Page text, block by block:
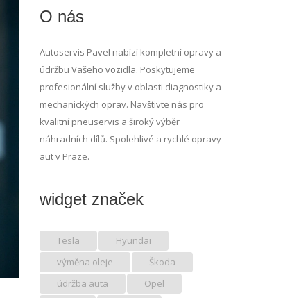
O nás
Autoservis Pavel nabízí kompletní opravy a
údržbu Vašeho vozidla. Poskytujeme
profesionální služby v oblasti diagnostiky a
mechanických oprav. Navštivte nás pro
kvalitní pneuservis a široký výběr
náhradních dílů. Spolehlivé a rychlé opravy
aut v Praze.
widget značek
Tesla
Hyundai
výměna oleje
Škoda
údržba auta
Opel